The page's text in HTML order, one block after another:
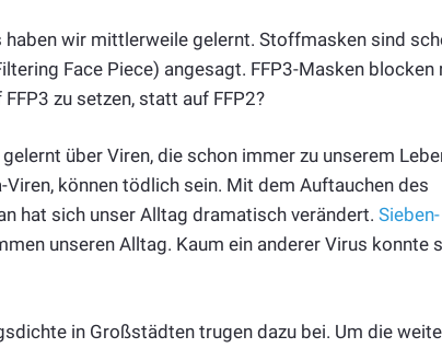
wir mittlerweile gelernt. Stoffmasken sind
Face Piece) angesagt. FFP3-Masken blocken
zu setzen, statt auf FFP2?
über Viren, die schon immer zu unserem
können tödlich sein. Mit dem Auftauchen des
hat sich unser Alltag dramatisch verändert. Sieben-
unseren Alltag. Kaum ein anderer Virus konnte
in Großstädten trugen dazu bei. Um die